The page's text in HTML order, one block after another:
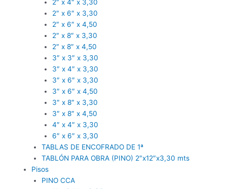
2″ x 4″ x 3,30
2″ x 6″ x 3,30
2″ x 6″ x 4,50
2″ x 8″ x 3,30
2″ x 8″ x 4,50
3″ x 3″ x 3,30
3″ x 4″ x 3,30
3″ x 6″ x 3,30
3″ x 6″ x 4,50
3″ x 8″ x 3,30
3″ x 8″ x 4,50
4″ x 4″ x 3,30
6″ x 6″ x 3,30
TABLAS DE ENCOFRADO DE 1ª
TABLÓN PARA OBRA (PINO) 2″x12″x3,30 mts
Pisos
PINO CCA